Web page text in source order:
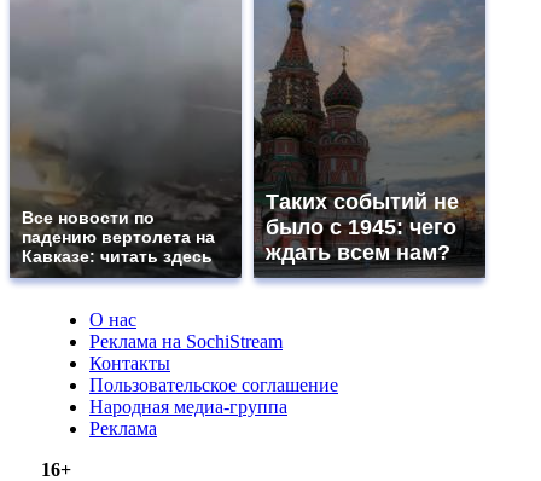
Все новости по
падению вертолета на
Кавказе: читать здесь
Таких событий не
было с 1945: чего
ждать всем нам?
О нас
Реклама на SochiStream
Контакты
Пользовательское соглашение
Народная медиа-группа
Реклама
16+